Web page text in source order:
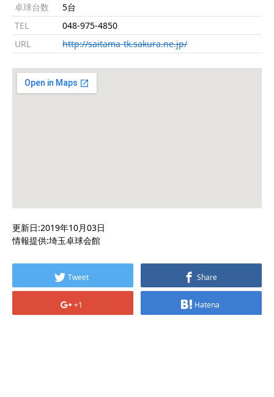
卓球台数
5台
TEL
048-975-4850
URL
http://saitama-tk.sakura.ne.jp/
更新日:2019年10月03日
情報提供:埼玉卓球会館
Tweet Share
+1 Hatena